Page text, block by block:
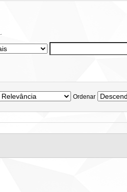
Ordenar